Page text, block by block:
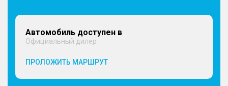
Автомобиль доступен в
Официальный дилер
ПРОЛОЖИТЬ МАРШРУТ